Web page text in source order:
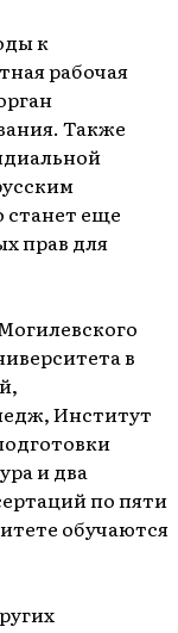
к
рабочая
Также
станет еще
прав для
в
Институт
и два
по пяти
обучаются